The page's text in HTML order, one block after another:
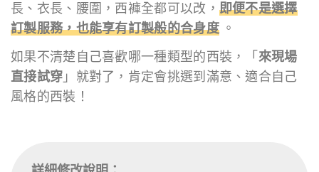
長、衣長、腰圍，西褲全都可以改， 即便不是選擇
訂製服務，也能享有訂製般的合身度。
如果不清楚自己喜歡哪一種類型的西裝，「 來現場
直接試穿 」就對了，肯定會挑選到滿意、適合自己
風格的西裝！